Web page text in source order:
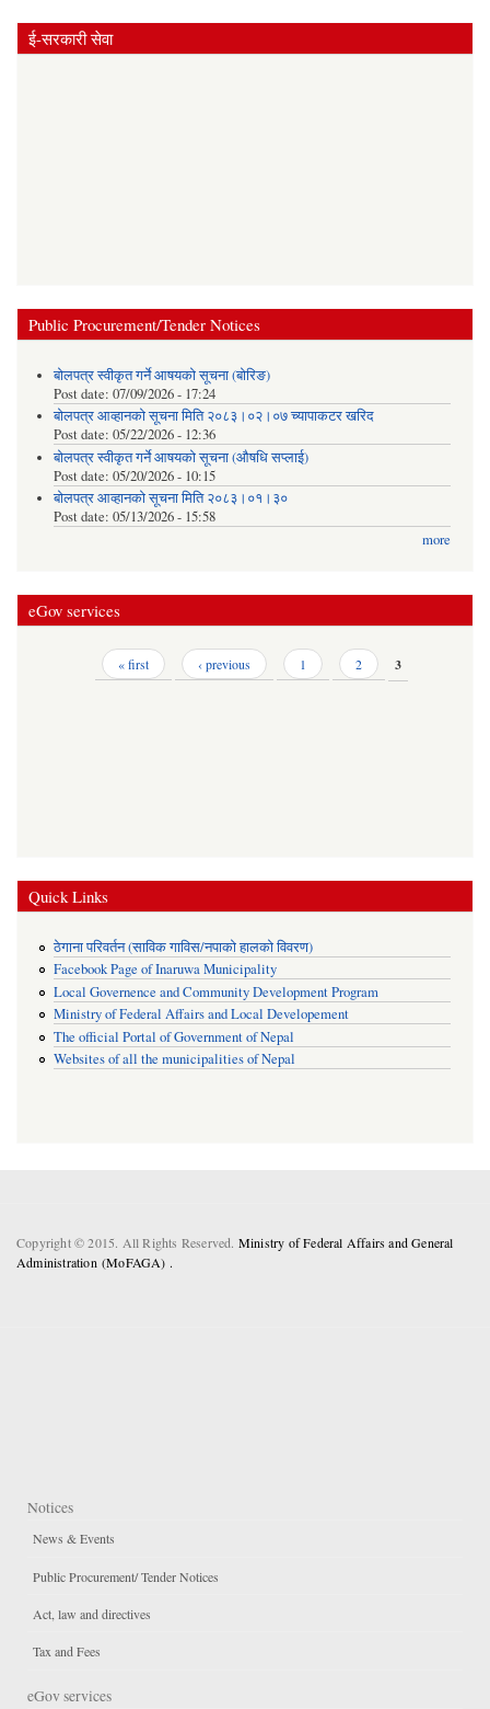
ई-सरकारी सेवा
Public Procurement/Tender Notices
बोलपत्र स्वीकृत गर्ने आषयको सूचना (बोरिङ)
Post date: 07/09/2026 - 17:24
बोलपत्र आव्हानको सूचना मिति २०८३।०२।०७ च्यापाकटर खरिद
Post date: 05/22/2026 - 12:36
बोलपत्र स्वीकृत गर्ने आषयको सूचना (औषधि सप्लाई)
Post date: 05/20/2026 - 10:15
बोलपत्र आव्हानको सूचना मिति २०८३।०१।३०
Post date: 05/13/2026 - 15:58
more
eGov services
« first ‹ previous 1 2 3
Quick Links
ठेगाना परिवर्तन (साविक गाविस/नपाको हालको विवरण)
Facebook Page of Inaruwa Municipality
Local Governence and Community Development Program
Ministry of Federal Affairs and Local Developement
The official Portal of Government of Nepal
Websites of all the municipalities of Nepal
Copyright © 2015. All Rights Reserved. Ministry of Federal Affairs and General
Administration (MoFAGA) .
Notices
News & Events
Public Procurement/ Tender Notices
Act, law and directives
Tax and Fees
eGov services